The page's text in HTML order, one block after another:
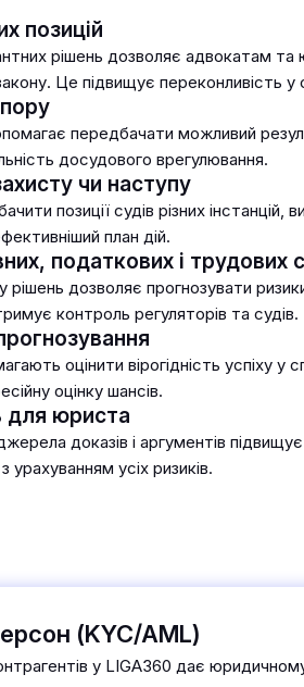
позицій
рішень дозволяє адвокатам та
Це підвищує переконливість у
передбачати можливий
досудового врегулювання.
чи наступу
позиції судів різних інстанцій,
план дій.
податкових і трудових
дозволяє прогнозувати
контроль регуляторів та судів.
оцінити вірогідність успіху
оцінку шансів.
для юриста
доказів і аргументів
усіх ризиків.
(KYC/AML)
у LIGA360 дає